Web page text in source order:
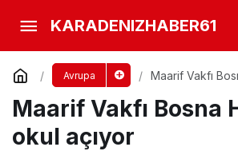
KARADENIZHABER61
Avrupa
Maarif Vakfı
Maarif Vakfı Bosna
okul açıyor
Erdoğan ve Merkel
görüşmesinde terörle
işbirliği vurgusu
Yorum Yap